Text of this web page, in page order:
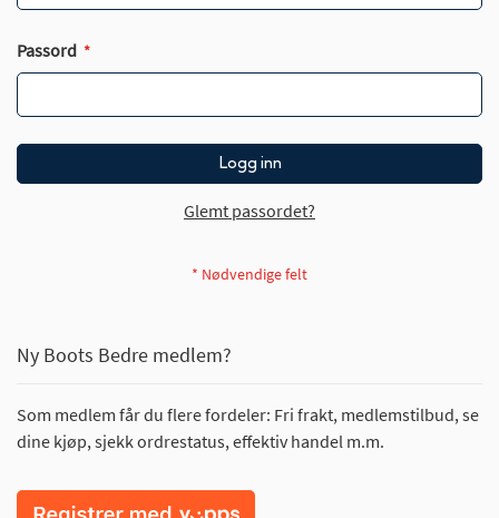
Passord
Logg inn
Glemt passordet?
Ny Boots Bedre medlem?
Som medlem får du flere fordeler: Fri frakt, medlemstilbud, se
dine kjøp, sjekk ordrestatus, effektiv handel m.m.